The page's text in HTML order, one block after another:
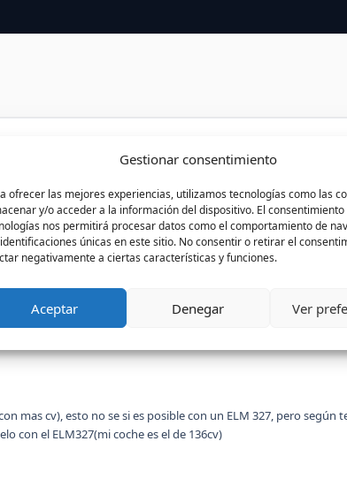
Gestionar consentimiento
ofrecer las mejores experiencias, utilizamos tecnologías como las
y/o acceder a la información del dispositivo. El consentimiento
nos permitirá procesar datos como el comportamiento de
únicas en este sitio. No consentir o retirar el
negativamente a ciertas características y funciones.
Aceptar Denegar Ver
a modificar parametros de la centralita para hacer
mk1 136cv)
con el mando.(sé que es posible pero no encuentro la forma
https://www.youtube.com/
mas cv), esto no se si es posible con un ELM 327, pero
con el ELM327(mi coche es el de 136cv)